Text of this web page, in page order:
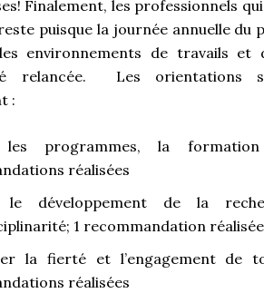
Finalement, les professionnels
puisque la journée annuelle du
environnements de travails et
relancée. Les orientations
:
les programmes, la
réalisées
le développement de la
1 recommandation réalisée
la fierté et l’engagement de
réalisées